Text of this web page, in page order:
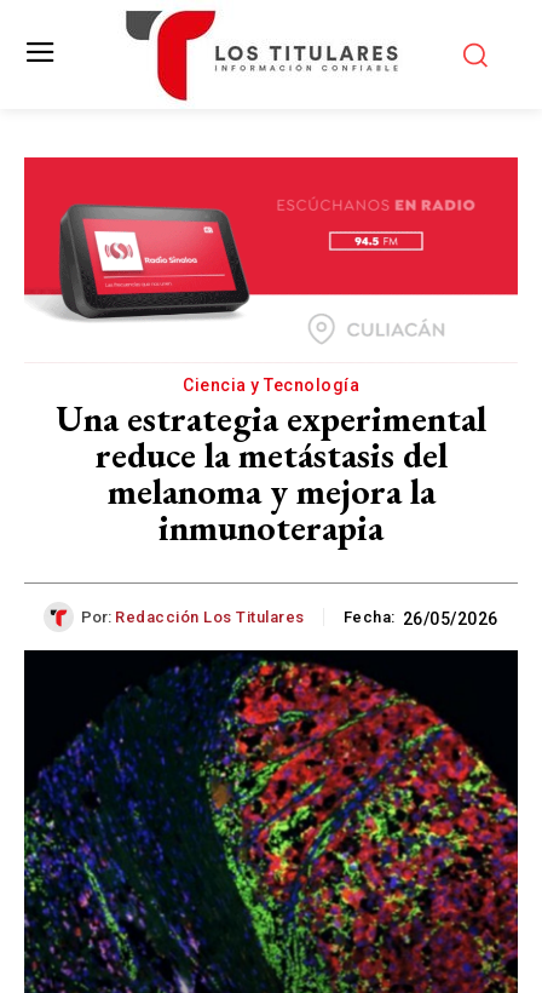
Ciencia y Tecnología
Una estrategia experimental
reduce la metástasis del
melanoma y mejora la
inmunoterapia
Por: Redacción Los Titulares Fecha: 26/05/2026